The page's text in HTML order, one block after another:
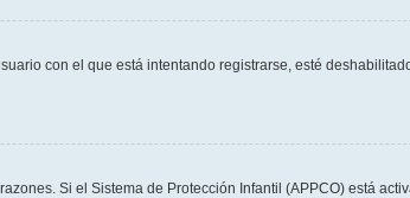
con el que está intentando registrarse, esté
Si el Sistema de Protección Infantil (APPCO) está